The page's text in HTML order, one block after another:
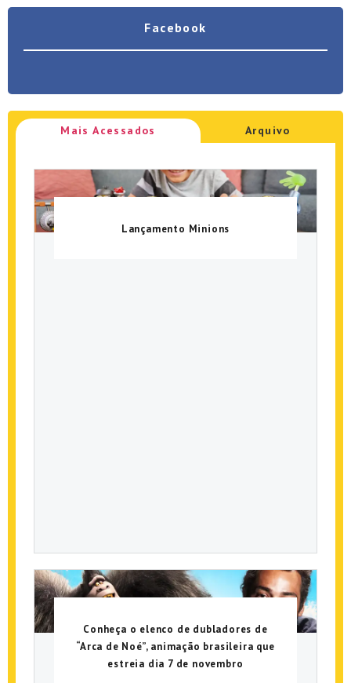
Facebook
Mais Acessados Arquivo
Lançamento Minions
Conheça o elenco de dubladores de
“Arca de Noé”, animação brasileira que
estreia dia 7 de novembro